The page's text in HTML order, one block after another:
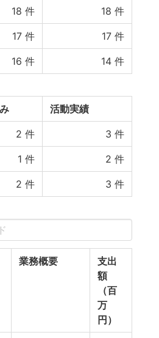
18 件 18 件
17 件 17 件
16 件 14 件
活動実績
2 件 3 件
1 件 2 件
2 件 3 件
業務概要
支出
額
（百
万
円）